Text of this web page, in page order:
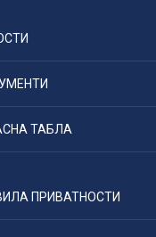
ТАБЛА
ПРИВАТНОСТИ